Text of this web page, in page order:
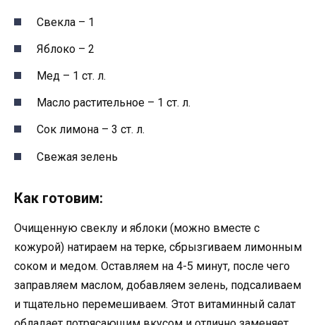
Свекла – 1
Яблоко – 2
Мед – 1 ст. л.
Масло растительное – 1 ст. л.
Сок лимона – 3 ст. л.
Свежая зелень
Как готовим:
Очищенную свеклу и яблоки (можно вместе с
кожурой) натираем на терке, сбрызгиваем лимонным
соком и медом. Оставляем на 4-5 минут, после чего
заправляем маслом, добавляем зелень, подсаливаем
и тщательно перемешиваем. Этот витаминный салат